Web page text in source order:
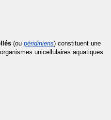
(ou péridiniens) constituent une
unicellulaires aquatiques.